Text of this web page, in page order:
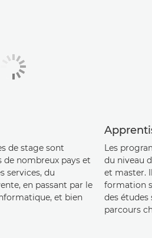
de stage sont
de nombreux pays et
services, du
en passant par le
et bien
Les
du niveau
et master.
formation
des études
parcours